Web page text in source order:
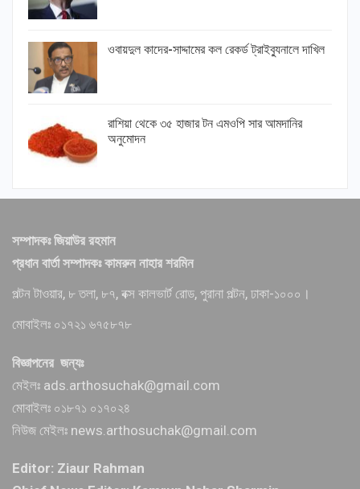
ওবায়দুল কাদের-সাদ্দামের কল রেকর্ড ট্রাইব্যুনালে দাখিল
রাশিয়া থেকে ৩৫ হাজার টন এমওপি সার আমদানির
অনুমোদন
সম্পাদকঃ জিয়াউর রহমান
প্রধান বার্তা সম্পাদকঃ কামরুন নাহার শরমিন
পল্টন টাওয়ার, ৮ তলা, ৮৭, বক্স কালভার্ট রোড, পুরানা পল্টন, ঢাকা-১০০০।
মোবাইলঃ ০১৭২১ ৬৭৫৮৭৮
বিজ্ঞাপনের জন্যঃ
মেইলঃ ads.arthosuchak@gmail.com
মোবাইলঃ ০১৮৭১ ০১৭০২৪
নিউজ মেইলঃ news.arthosuchak@gmail.com
Editor: Ziaur Rahman